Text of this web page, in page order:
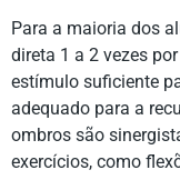
Para a maioria dos
direta 1 a 2 vezes
estímulo suficiente
adequado para a
ombros são
exercícios, como